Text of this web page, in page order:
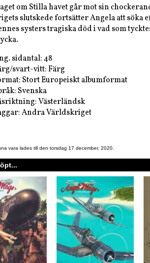
om Stilla havet går mot sin
slutskede fortsätter Angela att söka
systers tragiska död i vad som
sidantal: 48
svart-vitt: Färg
Stort Europeiskt albumformat
Svenska
Västerländsk
Andra Världskriget
vara lades till den torsdag 17 december, 2020.